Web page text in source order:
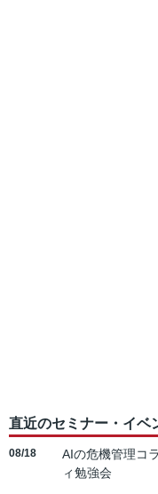
直近のセミナー・イベ
08/18
AIの危機管理コ
ィ勉強会